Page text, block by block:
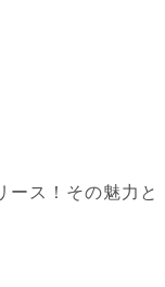
ース！その魅力と